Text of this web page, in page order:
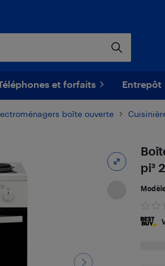
et forfaits Entrepôt
boîte ouverte
pi³